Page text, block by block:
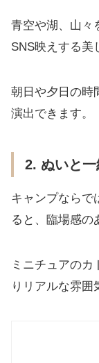
青空や湖、山々
SNS映えする美
朝日や夕日の時
演出できます。
2. ぬいと
キャンプならで
ると、臨場感の
ミニチュアのカ
りリアルな雰囲